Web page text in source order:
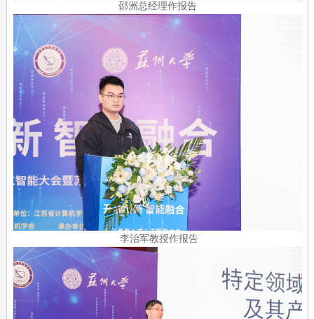
邵洲总经理作报告
李治军教授作报告